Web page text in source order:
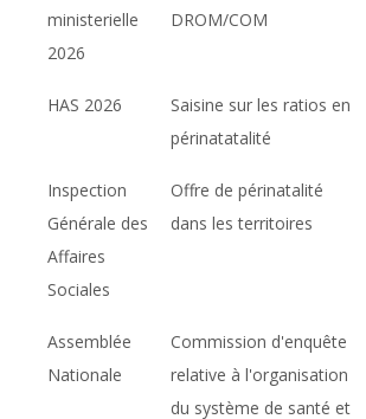
ministerielle
2026
DROM/COM
HAS 2026
Saisine sur les ratios en
périnatatalité
Inspection
Générale des
Affaires
Sociales
Offre de périnatalité
dans les territoires
Assemblée
Nationale
Commission d'enquête
relative à l'organisation
du système de santé et